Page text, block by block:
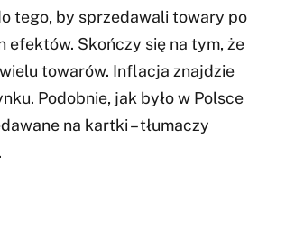
tego, by sprzedawali towary po
efektów. Skończy się na tym, że
towarów. Inflacja znajdzie
Podobnie, jak było w Polsce
na kartki – tłumaczy